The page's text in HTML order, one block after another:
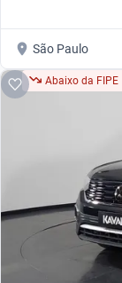
São Paulo
Abaixo da FIPE